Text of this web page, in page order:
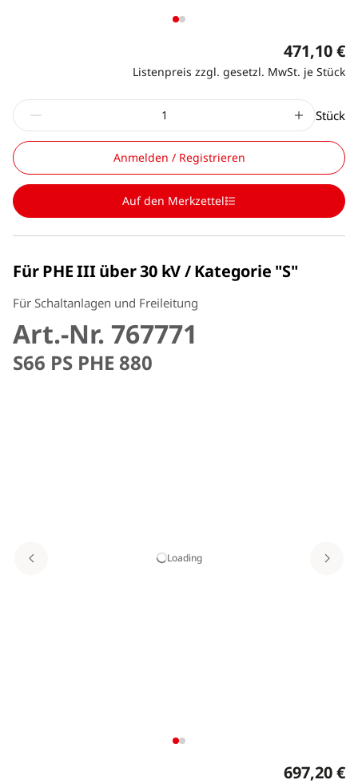
471,10 €
Listenpreis zzgl. gesetzl. MwSt. je Stück
Stück
Anmelden / Registrieren
Auf den Merkzettel
Für PHE III über 30 kV / Kategorie "S"
Für Schaltanlagen und Freileitung
Art.-Nr. 767771
S66 PS PHE 880
Loading
697,20 €